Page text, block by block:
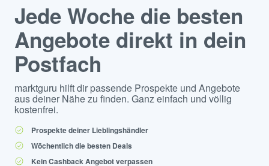
Jede Woche die besten
Angebote direkt in dein
Postfach
marktguru hilft dir passende Prospekte und Angebote
aus deiner Nähe zu finden. Ganz einfach und völlig
kostenfrei.
Prospekte deiner Lieblingshändler
Wöchentlich die besten Deals
Kein Cashback Angebot verpassen